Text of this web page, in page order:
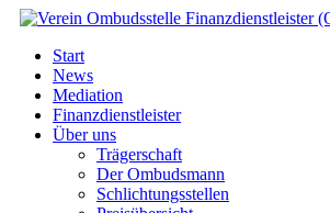
Start
News
Mediation
Finanzdienstleister
Über uns
Trägerschaft
Der Ombudsmann
Schlichtungsstellen